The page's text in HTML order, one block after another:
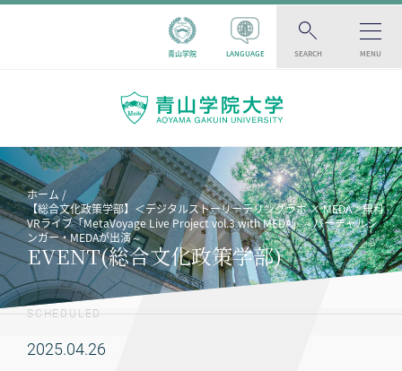
青山学院 LANGUAGE SEARCH MENU
ホーム
【総合文化政策学部】＜デジタルストーリーテリングラボ × MEDA＞無料
VRライブ「MetaVoyage Live Project vol.3 with MEDA」～バーチャルシ
ンガー・MEDAが出演～
EVENT(総合文化政策学部)
SCHEDULED
2025.04.26